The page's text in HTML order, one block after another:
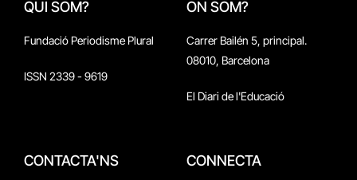
QUI SOM?
Fundació Periodisme Plural
ISSN 2339 - 9619
ON SOM?
Carrer Bailén 5, principal.
08010, Barcelona
El Diari de l'Educació
CONTACTA'NS CONNECTA